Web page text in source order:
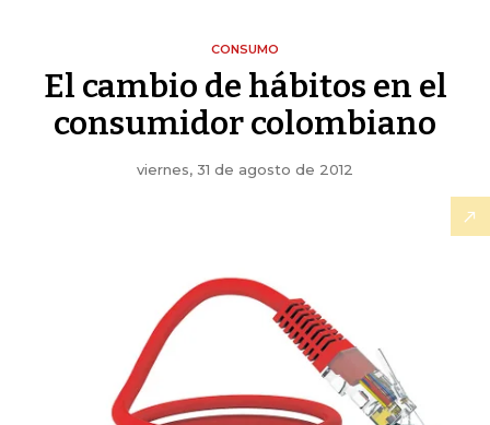
CONSUMO
El cambio de hábitos en el
consumidor colombiano
viernes, 31 de agosto de 2012